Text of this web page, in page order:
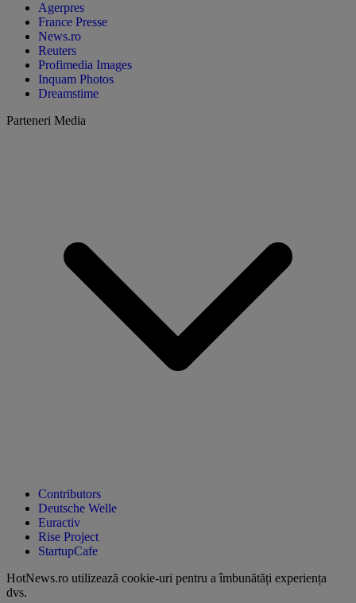
Agerpres
France Presse
News.ro
Reuters
Profimedia Images
Inquam Photos
Dreamstime
Parteneri Media
Contributors
Deutsche Welle
Euractiv
Rise Project
StartupCafe
HotNews.ro utilizează cookie-uri pentru a îmbunătăți experiența
dvs.